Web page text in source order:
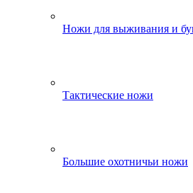
Ножи для выживания и
Тактические ножи
Большие охотничьи ножи